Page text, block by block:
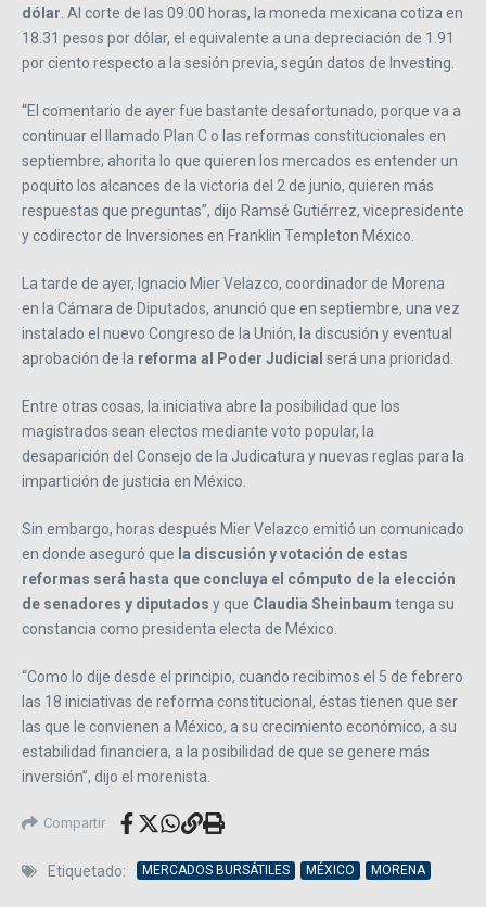
dólar . Al corte de las 09:00 horas, la moneda mexicana cotiza en
18.31 pesos por dólar, el equivalente a una depreciación de 1.91
por ciento respecto a la sesión previa, según datos de Investing.
“El comentario de ayer fue bastante desafortunado, porque va a
continuar el llamado Plan C o las reformas constitucionales en
septiembre; ahorita lo que quieren los mercados es entender un
poquito los alcances de la victoria del 2 de junio, quieren más
respuestas que preguntas”, dijo Ramsé Gutiérrez, vicepresidente
y codirector de Inversiones en Franklin Templeton México.
La tarde de ayer, Ignacio Mier Velazco, coordinador de Morena
en la Cámara de Diputados, anunció que en septiembre, una vez
instalado el nuevo Congreso de la Unión, la discusión y eventual
aprobación de la reforma al Poder Judicial será una prioridad.
Entre otras cosas, la iniciativa abre la posibilidad que los
magistrados sean electos mediante voto popular, la
desaparición del Consejo de la Judicatura y nuevas reglas para la
impartición de justicia en México.
Sin embargo, horas después Mier Velazco emitió un comunicado
en donde aseguró que la discusión y votación de estas
reformas será hasta que concluya el cómputo de la elección
de senadores y diputados y que Claudia Sheinbaum tenga su
constancia como presidenta electa de México.
“Como lo dije desde el principio, cuando recibimos el 5 de febrero
las 18 iniciativas de reforma constitucional, éstas tienen que ser
las que le convienen a México, a su crecimiento económico, a su
estabilidad financiera, a la posibilidad de que se genere más
inversión”, dijo el morenista.
Compartir
Etiquetado: MERCADOS BURSÁTILES MÉXICO MORENA